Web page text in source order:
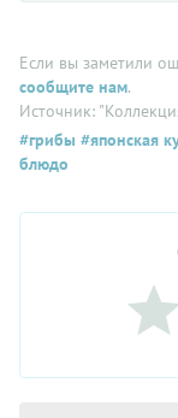
Если вы заметили
сообщите нам.
Источник:
#грибы #японская
блюдо